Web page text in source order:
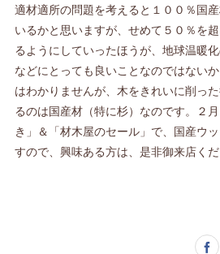
適材適所の問題を考えると１００％国
いるかと思いますが、せめて５０％を
るようにしていったほうが、地球温暖
などにとっても良いことなのではない
はわかりませんが、木をきれいに削っ
るのは国産材（特に杉）なのです。２
き」＆「材木屋のセール」で、国産ウ
すので、興味ある方は、是非御来店くだ